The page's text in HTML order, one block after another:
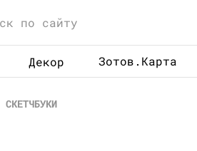
Декор Зотов.Карта
СКЕТЧБУКИ